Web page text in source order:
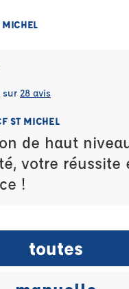
MICHEL
sur 28 avis
ST MICHEL
de haut
votre réussite
!
toutes